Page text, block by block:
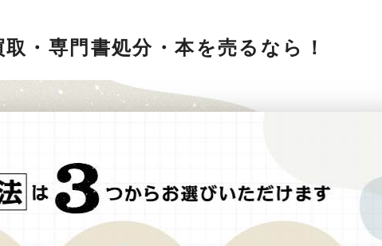
・専門書処分・本を売るなら！